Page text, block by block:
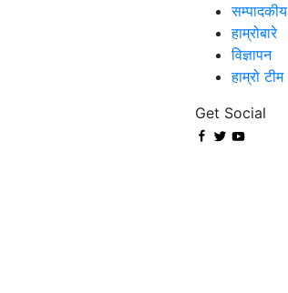
सम्पादकीय
हाम्रोबारे
विज्ञापन
हाम्रो टीम
Get Social